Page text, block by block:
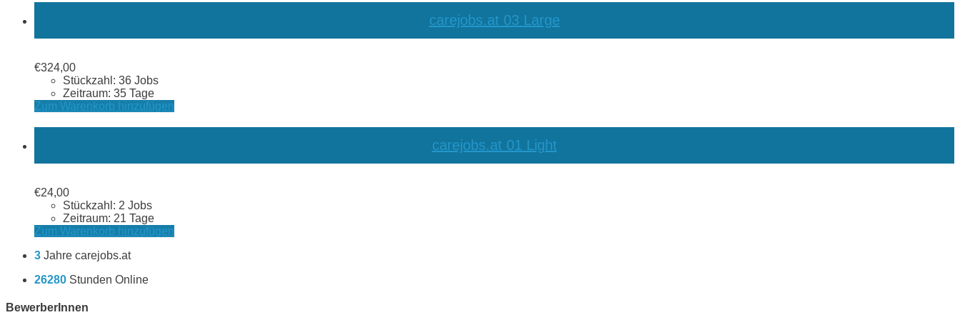
carejobs.at 03 Large
€324,00
Stückzahl: 36 Jobs
Zeitraum: 35 Tage
Zum Warenkorb hinzufügen
carejobs.at 01 Light
€24,00
Stückzahl: 2 Jobs
Zeitraum: 21 Tage
Zum Warenkorb hinzufügen
3 Jahre carejobs.at
26280 Stunden Online
BewerberInnen